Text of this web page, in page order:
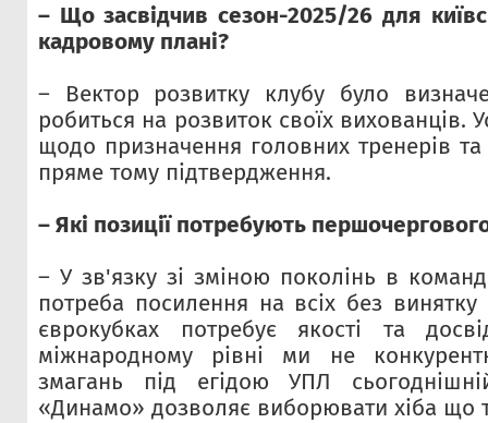
– Що засвідчив сезон-2025/26 для
кадровому плані?
– Вектор розвитку клубу було
робиться на розвиток своїх вихованців.
щодо призначення головних тренерів та
пряме тому підтвердження.
– Які позиції потребують
– У зв'язку зі зміною поколінь в
потреба посилення на всіх без винятку
єврокубках потребує якості та
міжнародному рівні ми не
змагань під егідою УПЛ
«Динамо» дозволяє виборювати хіба що